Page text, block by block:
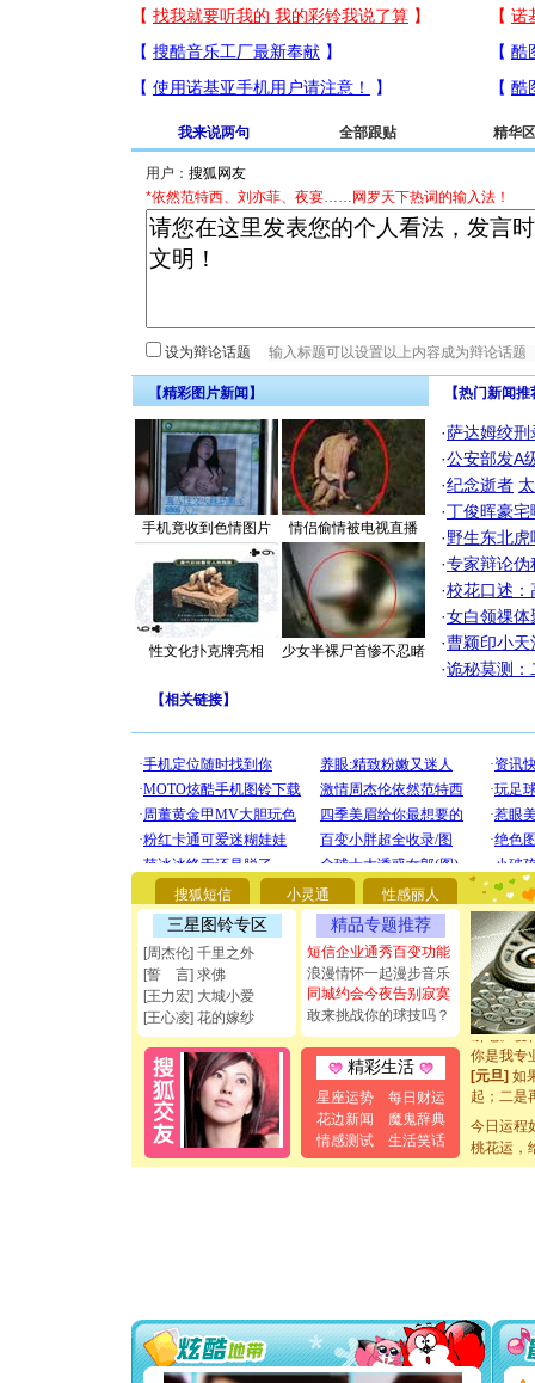
我来说两句 全部跟贴 精华区
用户：
*依然范特西、刘亦菲、夜宴……网罗天下热词的输入法！
设为辩论话题
【精彩图片新闻】
手机竟收到色情图片 情侣偷情被电视直播
性文化扑克牌亮相 少女半裸尸首惨不忍睹
【热门新闻
·萨达姆绞刑
·公安部发A
·纪念逝者
·丁俊晖豪
·野生东北
·专家辩论伪
·校花口述：
·女白领祼体
·曹颖印小天
·诡秘莫测：
【相关链接】
搜狐短信 小灵通 性感丽人
三星图铃专区
[周杰伦] 千里之外
[誓 言] 求佛
[王力宏] 大城小爱
[王心凌] 花的嫁纱
精品专题推荐
短信企业通秀百变功能
浪漫情怀一起漫步音乐
同城约会今夜告别寂寞
敢来挑战你的球技吗？
精彩生活
星座运势
每日财运
花边新闻
魔鬼辞典
情感测试
生活笑话
[圣诞节]
你太多
要平安！
[圣诞节]
能正大光
都要快乐
[圣诞节]
如意,快
[元旦]看
断电。爱
你是我专
[元旦]如
起；二是
离。水晶
[元旦]当
泣，这痛
卖了。水
你太多，
要平安
[圣诞节]
今日运程
桃花运，